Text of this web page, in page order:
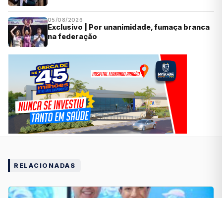
05/08/2026
Exclusivo | Por unanimidade, fumaça branca
na federação
RELACIONADAS